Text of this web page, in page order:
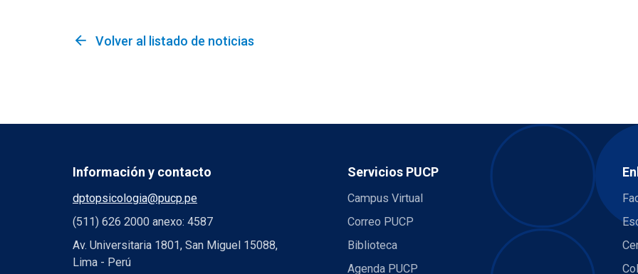
arrow_back Volver al listado de noticias
Información y contacto
dptopsicologia@pucp.pe
(511) 626 2000 anexo: 4587
Av. Universitaria 1801, San Miguel 15088,
Lima - Perú
Servicios PUCP
Campus Virtual
Correo PUCP
Biblioteca
Agenda PUCP